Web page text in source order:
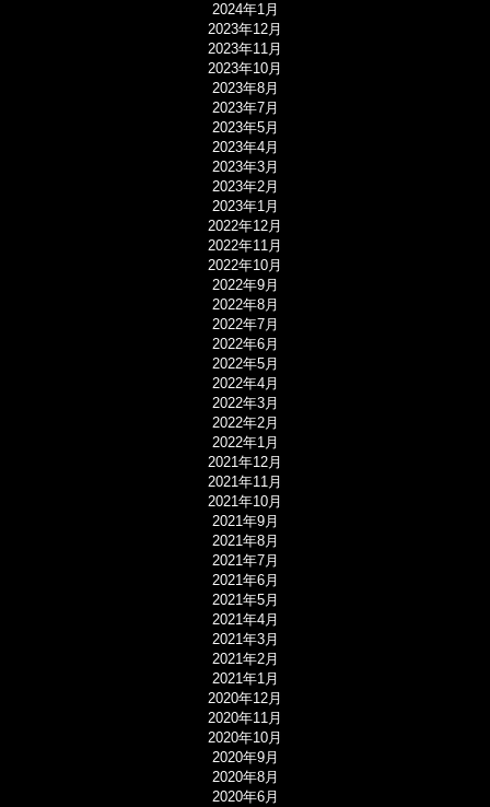
2024年1月
2023年12月
2023年11月
2023年10月
2023年8月
2023年7月
2023年5月
2023年4月
2023年3月
2023年2月
2023年1月
2022年12月
2022年11月
2022年10月
2022年9月
2022年8月
2022年7月
2022年6月
2022年5月
2022年4月
2022年3月
2022年2月
2022年1月
2021年12月
2021年11月
2021年10月
2021年9月
2021年8月
2021年7月
2021年6月
2021年5月
2021年4月
2021年3月
2021年2月
2021年1月
2020年12月
2020年11月
2020年10月
2020年9月
2020年8月
2020年6月